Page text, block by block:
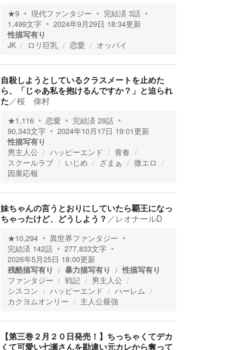
★9 現代ファンタジー 完結済 3話
1,499文字 2024年9月29日 18:34更新
性描写有り
JK
ロリ巨乳 恋愛 オッパイ
自殺しようとしているクラスメートを止めた
ら、「じゃあ私を抱けるんですか？」と迫られ
た／桜 偉村
★1,116 恋愛 完結済 29話
90,343文字 2024年10月17日 19:01更新
性描写有り
男主人公
ハッピーエンド
青春
スクールラブ
いじめ ざまぁ
微エロ
因果応報
妹ちゃんの言うとおりにしていたら覇王になっ
ちゃったけど、どうしよう？ ／ レオナールD
★10,294
異世界ファンタジー
完結済 142話 277,833文字
2026年5月25日 18:00更新
残酷描写有り
暴力描写有り
性描写有り
ファンタジー
戦記
男主人公
シスコン
ハッピーエンド
ハーレム
カクヨムオンリー
主人公最強
【第三巻２月２０日発売！】ちっちゃくてデカ
くて可愛い七瀬さんを勘違い元カレから奪って